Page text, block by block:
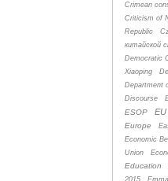
Crimean
Criticism of
Republic
китайской
Democratic
Xiaoping
Department
Discourse
ESOP EU
Europe
Economic
Union
Education